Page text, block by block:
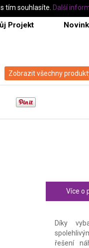
Projekt
Zobrazit všechny
Více o
Díky
řešení
tím souhlasíte. Další